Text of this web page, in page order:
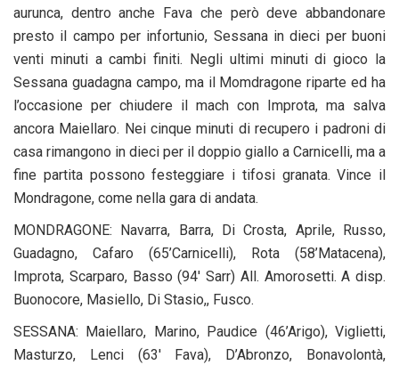
aurunca, dentro anche Fava che però deve abbandonare
presto il campo per infortunio, Sessana in dieci per buoni
venti minuti a cambi finiti. Negli ultimi minuti di gioco la
Sessana guadagna campo, ma il Momdragone riparte ed ha
l’occasione per chiudere il mach con Improta, ma salva
ancora Maiellaro. Nei cinque minuti di recupero i padroni di
casa rimangono in dieci per il doppio giallo a Carnicelli, ma a
fine partita possono festeggiare i tifosi granata. Vince il
Mondragone, come nella gara di andata.
MONDRAGONE: Navarra, Barra, Di Crosta, Aprile, Russo,
Guadagno, Cafaro (65’Carnicelli), Rota (58’Matacena),
Improta, Scarparo, Basso (94′ Sarr) All. Amorosetti. A disp.
Buonocore, Masiello, Di Stasio,, Fusco.
SESSANA: Maiellaro, Marino, Paudice (46’Arigo), Viglietti,
Masturzo, Lenci (63′ Fava), D’Abronzo, Bonavolontà,